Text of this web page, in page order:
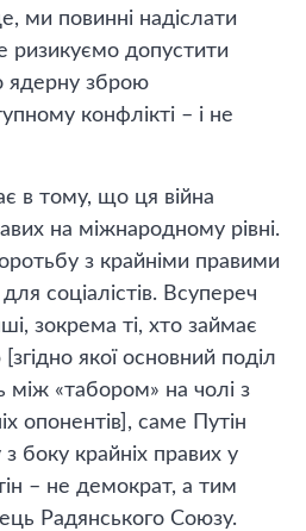
ми повинні надіслати
ризикуємо допустити
ядерну зброю
конфлікті – і не
в тому, що ця війна
на міжнародному рівні.
з крайніми правими
соціалістів. Всупереч
зокрема ті, хто займає
якої основний поділ
між «табором» на чолі з
опонентів], саме Путін
боку крайніх правих у
– не демократ, а тим
Радянського Союзу.